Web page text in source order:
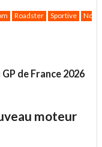
Roadster Sportive
de France 2026
moteur